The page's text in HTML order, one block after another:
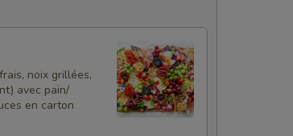
noix grillées,
avec pain/
en carton